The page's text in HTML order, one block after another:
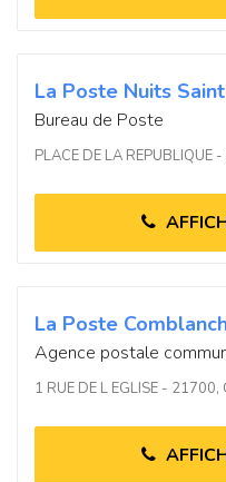
La Poste Nuits
Bureau de Poste
PLACE DE LA REPUBLIQUE
La Poste
Agence postale
1 RUE DE L EGLISE - 21700,